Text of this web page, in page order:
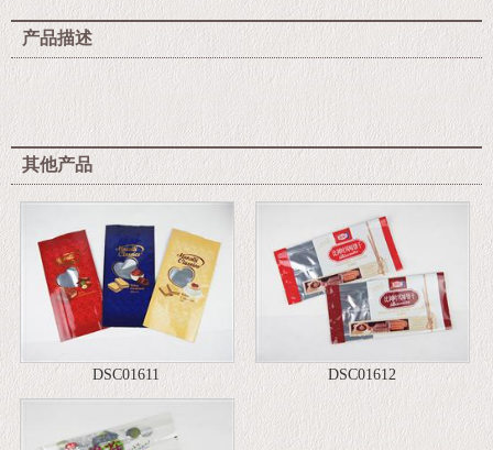
产品描述
其他产品
DSC01611 DSC01612